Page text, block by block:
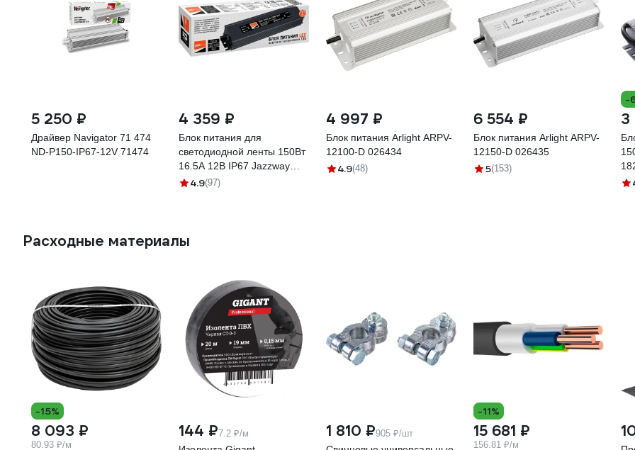
5 250 ₽
Драйвер Navigator 71 474
ND-P150-IP67-12V 71474
4 359 ₽
Блок питания для
светодиодной ленты 150Вт
16.5А 12В IP67 Jazzway
BSPS 3329297A
4.9(97)
4 997 ₽
Блок питания Arlight ARPV-
12100-D 026434
4.9(48)
6 554 ₽
Блок питания Arlight ARPV-
12150-D 026435
5(153)
-
3
Расходные материалы
-15%
8 093 ₽
80.93 ₽/м
144 ₽7.2 ₽/м 1 810 ₽905 ₽/шт
-11%
15 681 ₽
156.81 ₽/м